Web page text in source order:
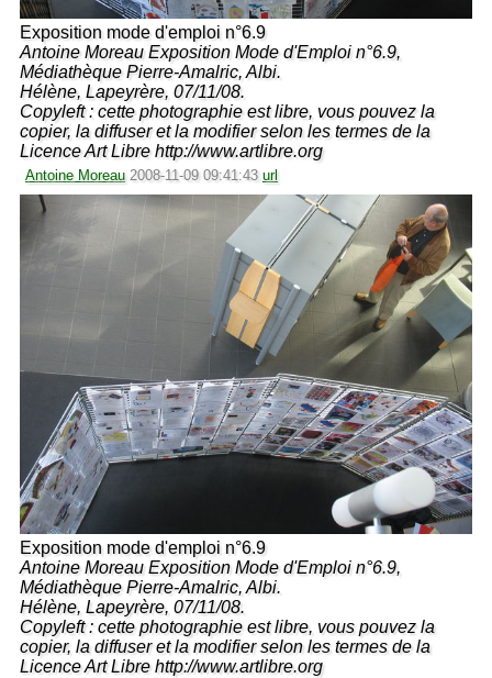
Exposition mode d'emploi n°6.9
Antoine Moreau Exposition Mode d'Emploi n°6.9,
Médiathèque Pierre-Amalric, Albi.
Hélène, Lapeyrère, 07/11/08.
Copyleft : cette photographie est libre, vous pouvez la
copier, la diffuser et la modifier selon les termes de la
Licence Art Libre http://www.artlibre.org
Antoine Moreau 2008-11-09 09:41:43 url
Exposition mode d'emploi n°6.9
Antoine Moreau Exposition Mode d'Emploi n°6.9,
Médiathèque Pierre-Amalric, Albi.
Hélène, Lapeyrère, 07/11/08.
Copyleft : cette photographie est libre, vous pouvez la
copier, la diffuser et la modifier selon les termes de la
Licence Art Libre http://www.artlibre.org